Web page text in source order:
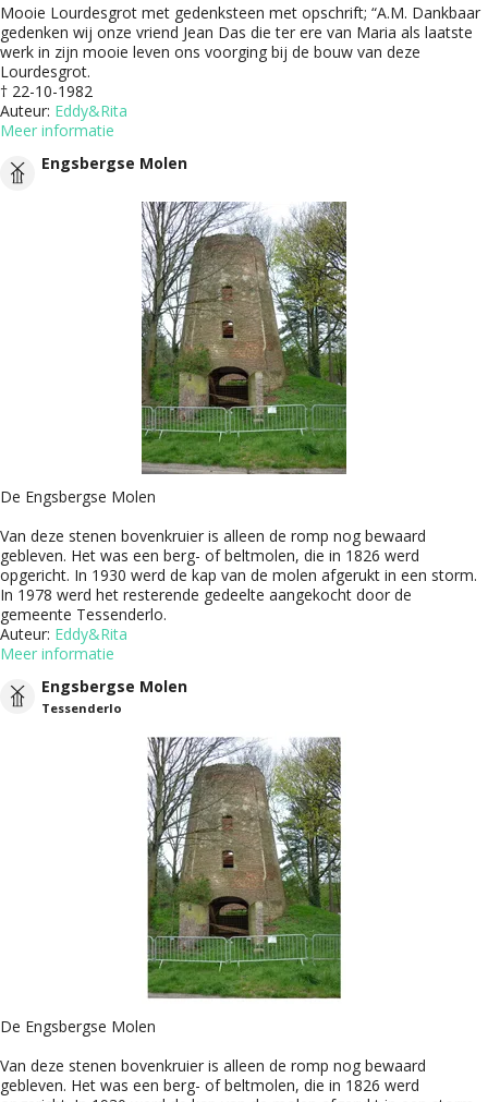
Mooie Lourdesgrot met gedenksteen met opschrift; “A.M. Dankbaar
gedenken wij onze vriend Jean Das die ter ere van Maria als laatste
werk in zijn mooie leven ons voorging bij de bouw van deze
Lourdesgrot.
† 22-10-1982
Auteur: Eddy&Rita
Meer informatie
Engsbergse Molen
De Engsbergse Molen
Van deze stenen bovenkruier is alleen de romp nog bewaard
gebleven. Het was een berg- of beltmolen, die in 1826 werd
opgericht. In 1930 werd de kap van de molen afgerukt in een storm.
In 1978 werd het resterende gedeelte aangekocht door de
gemeente Tessenderlo.
Auteur: Eddy&Rita
Meer informatie
Engsbergse Molen
Tessenderlo
De Engsbergse Molen
Van deze stenen bovenkruier is alleen de romp nog bewaard
gebleven. Het was een berg- of beltmolen, die in 1826 werd